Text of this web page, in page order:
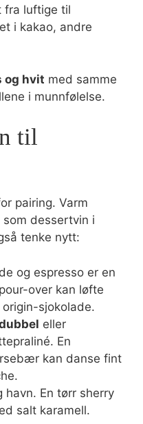
fra luftige til
i kakao, andre
og hvit med samme
i munnfølelse.
til
pairing. Varm
dessertvin i
tenke nytt:
og espresso er en
over kan løfte
sjokolade.
eller
En
kan danse fint
havn. En tørr sherry
salt karamell.